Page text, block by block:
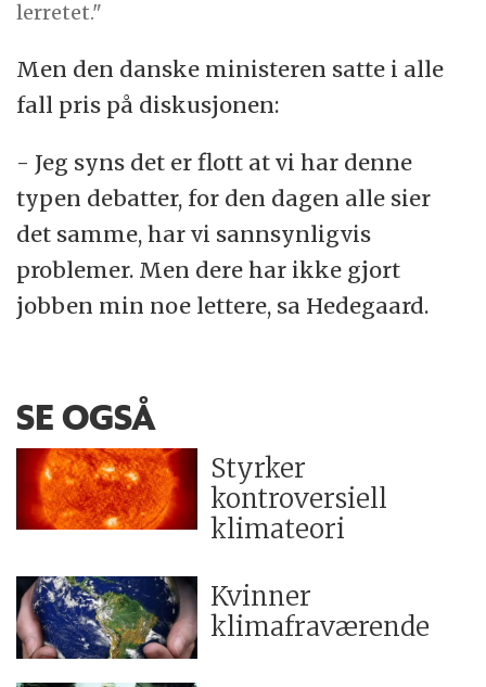
lerretet."
Men den danske ministeren satte i alle
fall pris på diskusjonen:
- Jeg syns det er flott at vi har denne
typen debatter, for den dagen alle sier
det samme, har vi sannsynligvis
problemer. Men dere har ikke gjort
jobben min noe lettere, sa Hedegaard.
SE OGSÅ
Styrker
kontroversiell
klimateori
Kvinner
klimafraværende